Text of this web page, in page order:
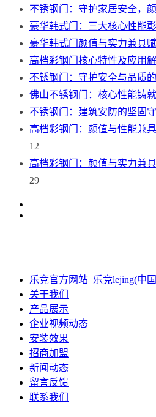
不锈钢门：守护家居安全，
豪华韩式门：三大核心性能
豪华韩式门颜值与实力兼具
高档彩钢门核心特性及应用
不锈钢门：守护安全与品质
佛山不锈钢门：核心性能铸
不锈钢门：建筑安防的坚固
高档彩钢门：颜值与性能兼
12
高档彩钢门：颜值与实力兼
29
乐竞官方网站_乐竞lejing(中
关于我们
产品展示
企业视频动态
安装效果
招商加盟
新闻动态
留言反馈
联系我们